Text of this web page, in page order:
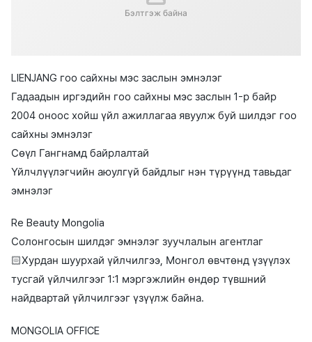
Бэлтгэж байна
LIENJANG гоо сайхны мэс заслын эмнэлэг
Гадаадын иргэдийн гоо сайхны мэс заслын 1-р байр
2004 оноос хойш үйл ажиллагаа явуулж буй шилдэг гоо
сайхны эмнэлэг
Сөүл Гангнамд байрлалтай
Үйлчлүүлэгчийн аюулгүй байдлыг нэн түрүүнд тавьдаг
эмнэлэг
Re Beauty Mongolia
Солонгосын шилдэг эмнэлэг зуучлалын агентлаг
🏻Хурдан шуурхай үйлчилгээ, Монгол өвчтөнд үзүүлэх
тусгай үйлчилгээг 1:1 мэргэжлийн өндөр түвшний
найдвартай үйлчилгээг үзүүлж байна.
MONGOLIA OFFICE